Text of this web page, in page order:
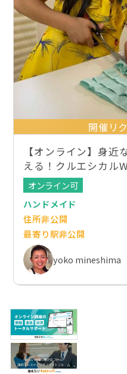
開催リ
【オンライン】身近
える！クルエシカル
オンライン可
ハンドメイド
住所非公開
最寄り駅非公開
yoko mineshima